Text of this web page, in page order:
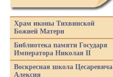
Храм иконы Тихвинской
Божией Матери
Библиотека памяти Государя
Императора Николая II
Воскресная школа Цесаревича
Алексия